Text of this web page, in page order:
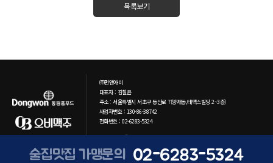
술집맛집 가맹문의 02-6283-5324
목록보기
㈜펀앤아이
대표자 : 김철윤
주소 : 서울특별시 서초구 동산로 7(양재동,테팩스빌딩 2~3층)
사업자번호 : 130-86-38742
전화번호 : 02-6283-5324
Copyright ⓒ 2021 funni Co. All rights reserved.